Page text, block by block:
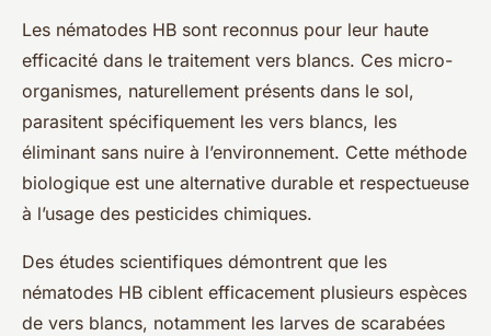
Les nématodes HB sont reconnus pour leur haute
efficacité dans le traitement vers blancs. Ces micro-
organismes, naturellement présents dans le sol,
parasitent spécifiquement les vers blancs, les
éliminant sans nuire à l’environnement. Cette méthode
biologique est une alternative durable et respectueuse
à l’usage des pesticides chimiques.
Des études scientifiques démontrent que les
nématodes HB ciblent efficacement plusieurs espèces
de vers blancs, notamment les larves de scarabées